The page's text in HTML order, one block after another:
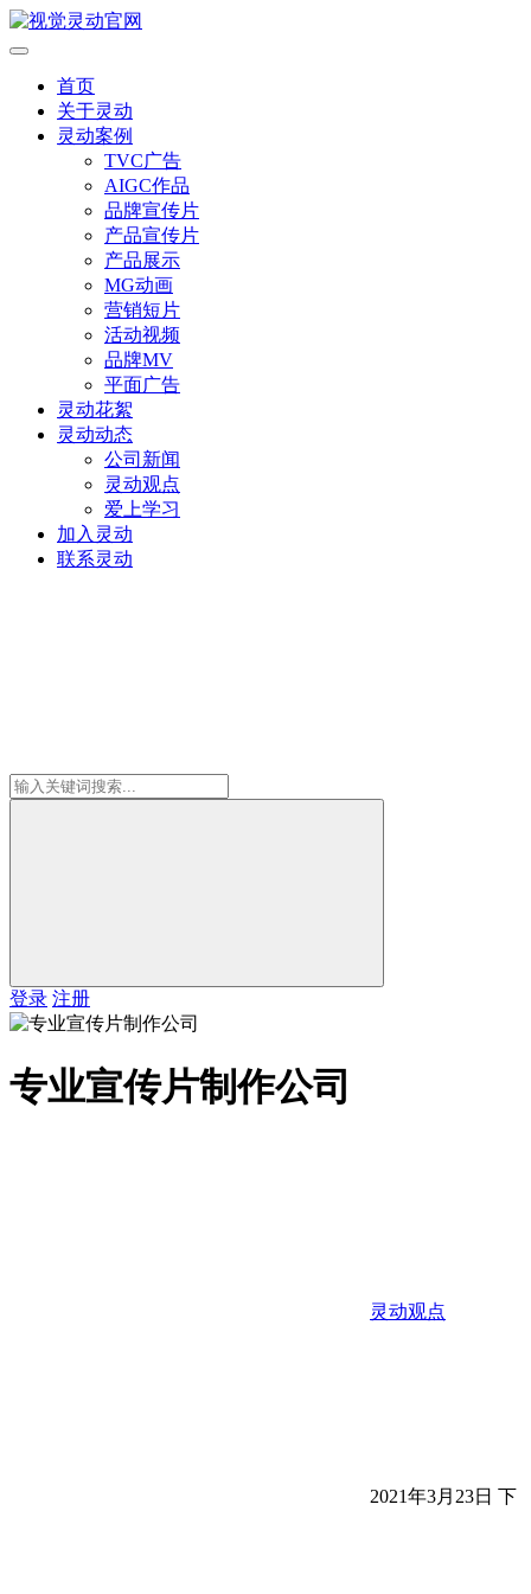
首页
关于灵动
灵动案例
TVC广告
AIGC作品
品牌宣传片
产品宣传片
产品展示
MG动画
营销短片
活动视频
品牌MV
平面广告
灵动花絮
灵动动态
公司新闻
灵动观点
爱上学习
加入灵动
联系灵动
登录 注册
专业宣传片制作公司
灵动观点
2021年3月23日 下